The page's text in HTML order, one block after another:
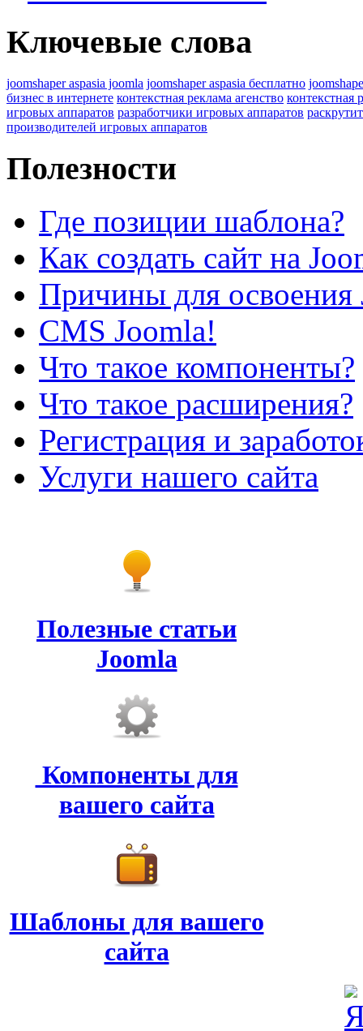
Ключевые слова
joomshaper aspasia joomla joomshaper aspasia бесплатно
бизнес в интернете контекстная реклама агенство контекстная
игровых аппаратов разработчики игровых аппаратов
производителей игровых аппаратов
Полезности
Где позиции шаблона?
Как создать сайт на
Причины для освоения
CMS Joomla!
Что такое компоненты?
Что такое расширения?
Регистрация и
Услуги нашего сайта
Полезные статьи
Joomla
Компоненты для
вашего сайта
Шаблоны для вашего
сайта